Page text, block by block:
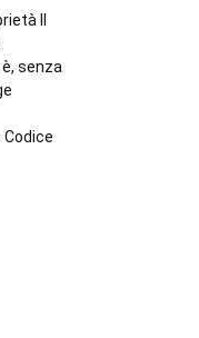
Il
senza
Codice